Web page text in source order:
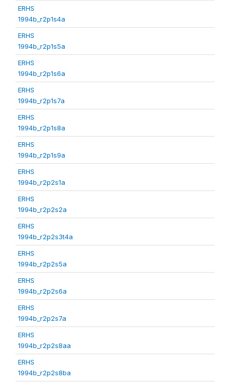
ERHS
1994b_r2p1s4a
ERHS
1994b_r2p1s5a
ERHS
1994b_r2p1s6a
ERHS
1994b_r2p1s7a
ERHS
1994b_r2p1s8a
ERHS
1994b_r2p1s9a
ERHS
1994b_r2p2s1a
ERHS
1994b_r2p2s2a
ERHS
1994b_r2p2s3t4a
ERHS
1994b_r2p2s5a
ERHS
1994b_r2p2s6a
ERHS
1994b_r2p2s7a
ERHS
1994b_r2p2s8aa
ERHS
1994b_r2p2s8ba